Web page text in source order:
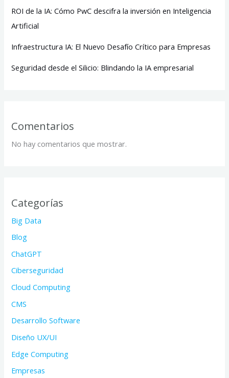
ROI de la IA: Cómo PwC descifra la inversión en Inteligencia
Artificial
Infraestructura IA: El Nuevo Desafío Crítico para Empresas
Seguridad desde el Silicio: Blindando la IA empresarial
Comentarios
No hay comentarios que mostrar.
Categorías
Big Data
Blog
ChatGPT
Ciberseguridad
Cloud Computing
CMS
Desarrollo Software
Diseño UX/UI
Edge Computing
Empresas